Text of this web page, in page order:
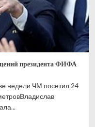
президента ФИФА
недели ЧМ посетил 24